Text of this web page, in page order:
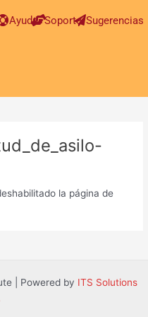
Ayuda Soporte Sugerencias
la página de
| Powered by ITS Solutions